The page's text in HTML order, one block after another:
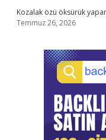
Kozalak özü öksürük yapar
Temmuz 26, 2026